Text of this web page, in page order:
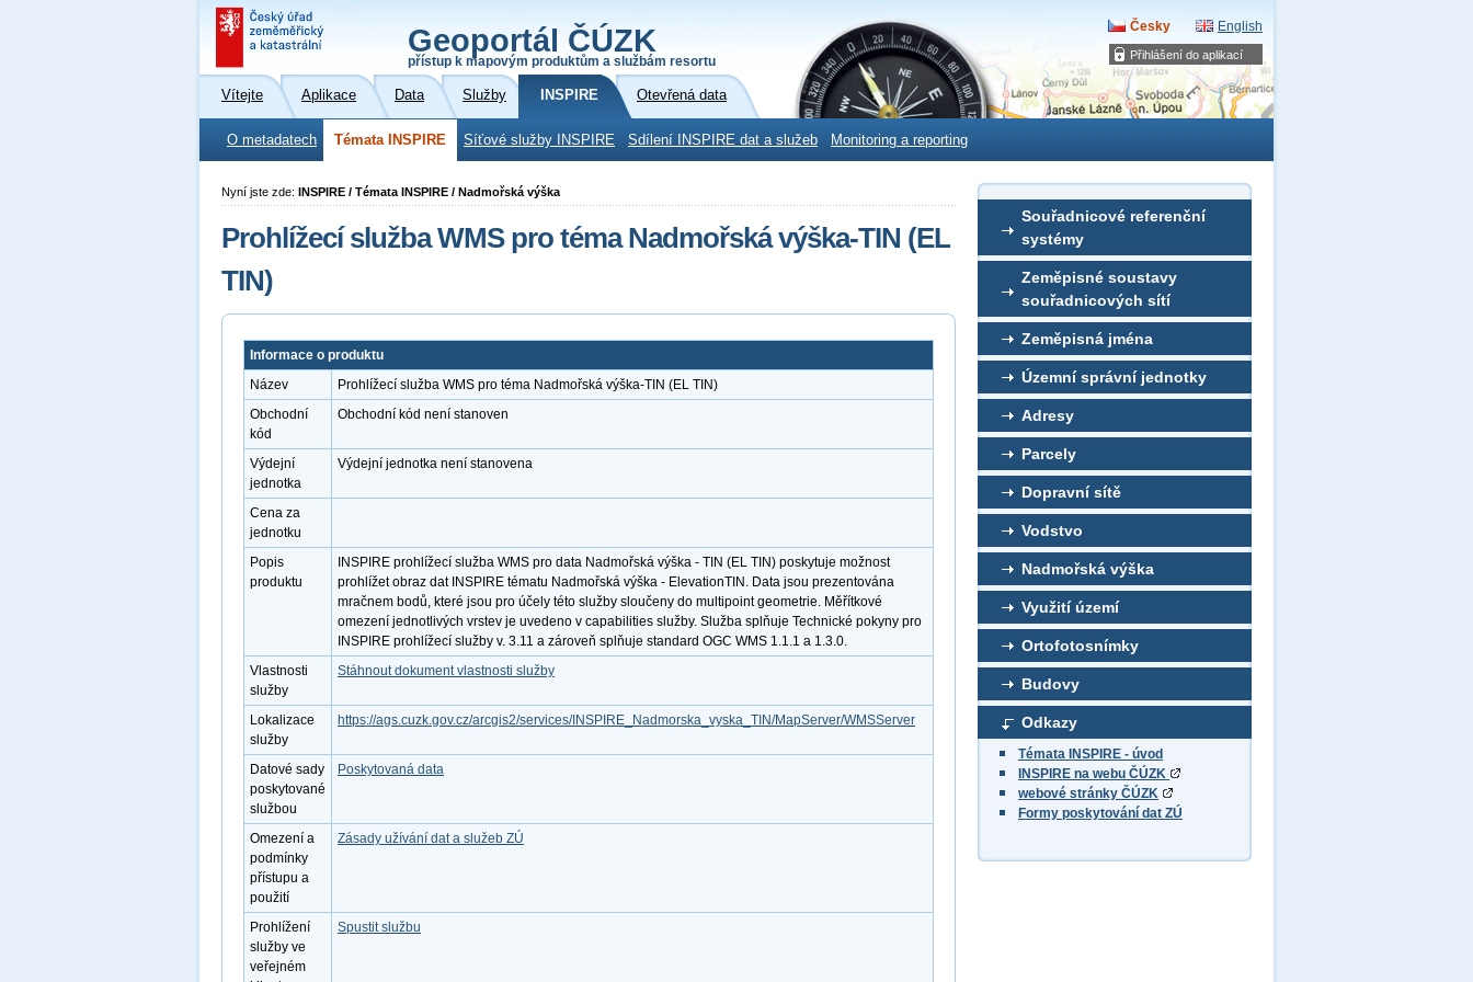
Přihlášení do aplikací
Geoportál ČÚZK
přístup k mapovým produktům a službám resortu
Česky English
Vítejte Aplikace Data Služby INSPIRE Otevřená data
O metadatech Témata INSPIRE Síťové služby INSPIRE Sdílení INSPIRE dat a služeb Monitoring a reporting
Souřadnicové referenční
systémy
Zeměpisné soustavy
souřadnicových sítí
Zeměpisná jména
Územní správní jednotky
Adresy
Parcely
Dopravní sítě
Vodstvo
Nadmořská výška
Využití území
Ortofotosnímky
Budovy
Odkazy
Témata INSPIRE - úvod
INSPIRE na webu ČÚZK
webové stránky ČÚZK
Formy poskytování dat ZÚ
Nyní jste zde: INSPIRE / Témata INSPIRE / Nadmořská výška
Prohlížecí služba WMS pro téma Nadmořská výška-TIN (EL
TIN)
Informace o produktu
Název
Prohlížecí služba WMS pro téma Nadmořská výška-TIN (EL TIN)
Obchodní
kód
Obchodní kód není stanoven
Výdejní
jednotka
Výdejní jednotka není stanovena
Cena za
jednotku
Popis
produktu
INSPIRE prohlížecí služba WMS pro data Nadmořská výška - TIN (EL TIN) poskytuje možnost
prohlížet obraz dat INSPIRE tématu Nadmořská výška - ElevationTIN. Data jsou prezentována
mračnem bodů, které jsou pro účely této služby sloučeny do multipoint geometrie. Měřítkové
omezení jednotlivých vrstev je uvedeno v capabilities služby. Služba splňuje Technické pokyny pro
INSPIRE prohlížecí služby v. 3.11 a zároveň splňuje standard OGC WMS 1.1.1 a 1.3.0.
Vlastnosti
služby
Stáhnout dokument vlastnosti služby
Lokalizace
služby
https://ags.cuzk.gov.cz/arcgis2/services/INSPIRE_Nadmorska_vyska_TIN/MapServer/WMSServer
Datové sady
poskytované
službou
Poskytovaná data
Omezení a
podmínky
přístupu a
použití
Zásady užívání dat a služeb ZÚ
Prohlížení
služby ve
veřejném
Spustit službu